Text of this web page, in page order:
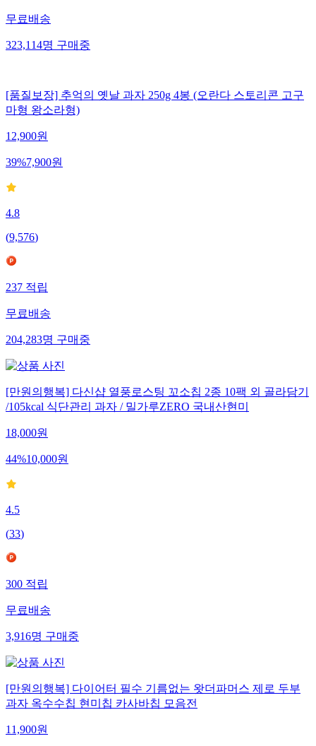
무료배송
323,114명 구매중
[품질보장] 추억의 옛날 과자 250g 4봉 (오란다 스토리콘 고구
마형 왕소라형)
12,900원
39%7,900원
4.8
(9,576)
237적립
무료배송
204,283명구매중
[만원의행복] 다신샵 열풍로스팅 꼬소칩 2종 10팩 외 골라담기
/105kcal 식단관리 과자 / 밀가루ZERO 국내산현미
18,000원
44%10,000원
4.5
(33)
300적립
무료배송
3,916명구매중
[만원의행복] 다이어터 필수 기름없는 왓더파머스 제로 두부
과자 옥수수칩 현미칩 카사바칩 모음전
11,900원